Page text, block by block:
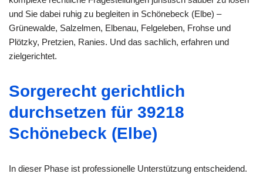
und Sie dabei ruhig zu begleiten in Schönebeck (Elbe) –
Grünewalde, Salzelmen, Elbenau, Felgeleben, Frohse und
Plötzky, Pretzien, Ranies. Und das sachlich, erfahren und
zielgerichtet.
Sorgerecht gerichtlich
durchsetzen für 39218
Schönebeck (Elbe)
In dieser Phase ist professionelle Unterstützung entscheidend.